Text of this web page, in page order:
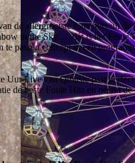
de allergrootste foute hits uit de
in the Sky…, dát is het Foute
passen concept in een
Uur Live van Qmusic past
de beste Foute Hits en neemt